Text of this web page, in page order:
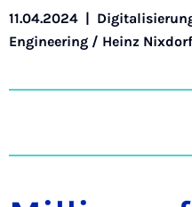
11.04.2024 |
Engineering / Heinz